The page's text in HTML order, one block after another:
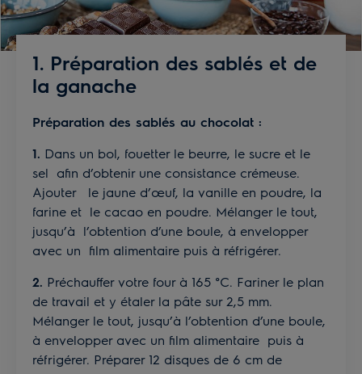
1. Préparation des sablés et de
la ganache
Préparation des sablés au chocolat :
1. Dans un bol, fouetter le beurre, le sucre et le
sel afin d’obtenir une consistance crémeuse.
Ajouter le jaune d’œuf, la vanille en poudre, la
farine et le cacao en poudre. Mélanger le tout,
jusqu’à l’obtention d’une boule, à envelopper
avec un film alimentaire puis à réfrigérer.
2. Préchauffer votre four à 165 °C. Fariner le plan
de travail et y étaler la pâte sur 2,5 mm.
Mélanger le tout, jusqu’à l’obtention d’une boule,
à envelopper avec un film alimentaire puis à
réfrigérer. Préparer 12 disques de 6 cm de